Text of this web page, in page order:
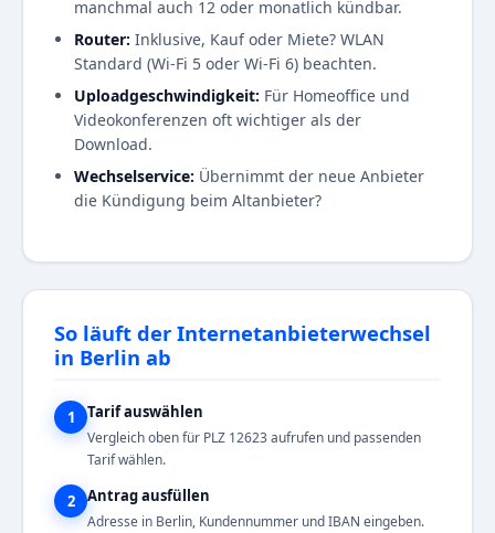
manchmal auch 12 oder monatlich kündbar.
Router: Inklusive, Kauf oder Miete? WLAN
Standard (Wi-Fi 5 oder Wi-Fi 6) beachten.
Uploadgeschwindigkeit: Für Homeoffice und
Videokonferenzen oft wichtiger als der
Download.
Wechselservice: Übernimmt der neue Anbieter
die Kündigung beim Altanbieter?
So läuft der Internetanbieterwechsel
in Berlin ab
1 Tarif auswählen
Vergleich oben für PLZ 12623 aufrufen und passenden
Tarif wählen.
2 Antrag ausfüllen
Adresse in Berlin, Kundennummer und IBAN eingeben.